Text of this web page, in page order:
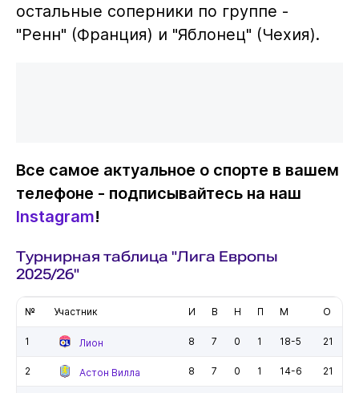
остальные соперники по группе -
"Ренн" (Франция) и "Яблонец" (Чехия).
Все самое актуальное о спорте в вашем
телефоне - подписывайтесь на наш
Instagram!
Турнирная таблица "Лига Европы
2025/26"
№ Участник И В Н П М О
1 Лион 8 7 0 1 18-5 21
2 Астон Вилла 8 7 0 1 14-6 21